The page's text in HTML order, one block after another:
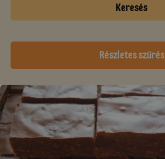
Keresés
Részletes szűrés